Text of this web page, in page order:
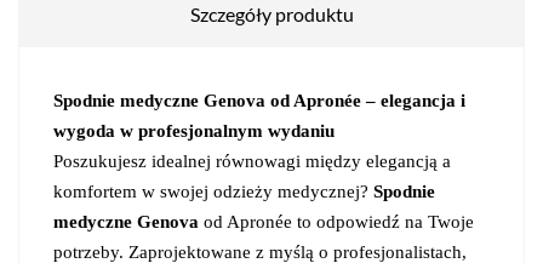
Szczegóły produktu
Spodnie medyczne Genova od Apronée – elegancja i
wygoda w profesjonalnym wydaniu
Poszukujesz idealnej równowagi między elegancją a
komfortem w swojej odzieży medycznej? Spodnie
medyczne Genova od Apronée to odpowiedź na Twoje
potrzeby. Zaprojektowane z myślą o profesjonalistach,